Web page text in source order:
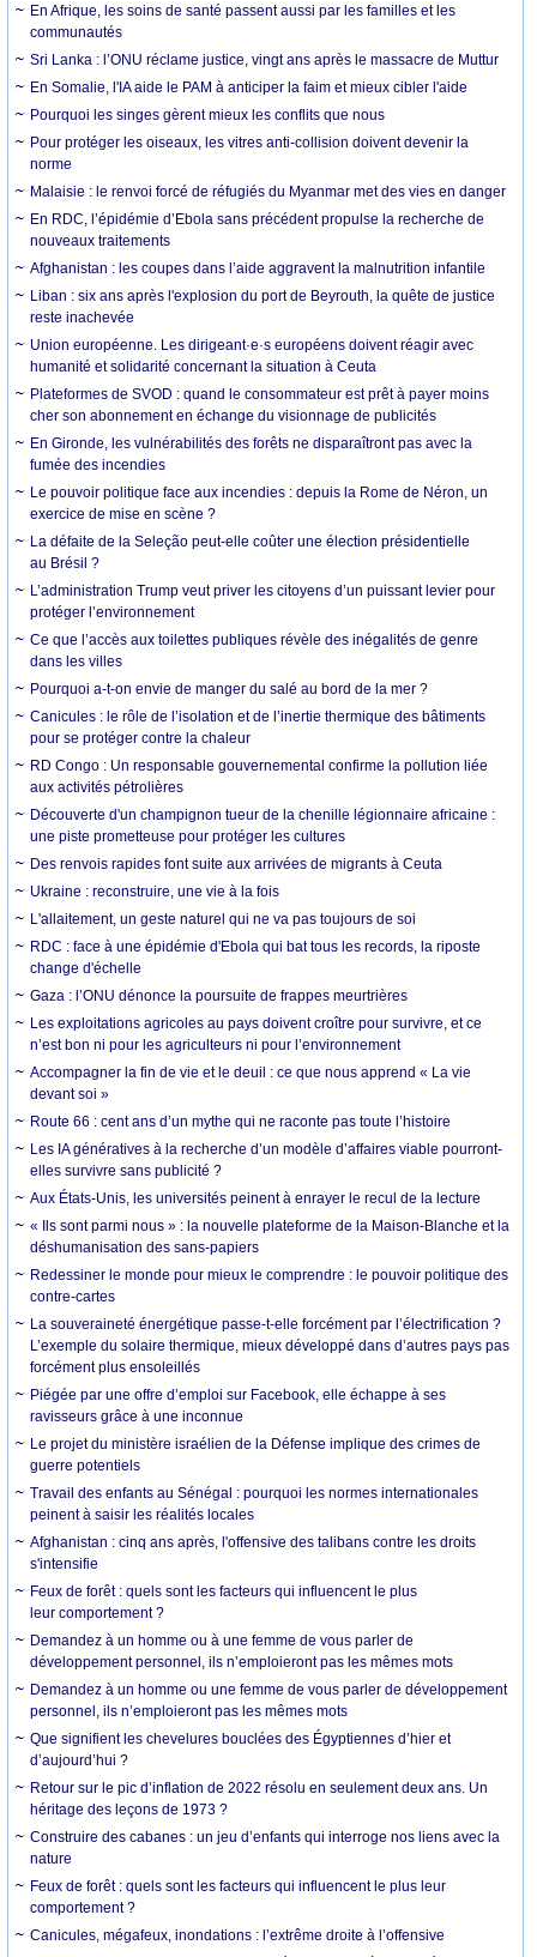
En Afrique, les soins de santé passent aussi par les familles et les
communautés
Sri Lanka : l’ONU réclame justice, vingt ans après le massacre de Muttur
En Somalie, l'IA aide le PAM à anticiper la faim et mieux cibler l'aide
Pourquoi les singes gèrent mieux les conflits que nous
Pour protéger les oiseaux, les vitres anti-collision doivent devenir la
norme
Malaisie : le renvoi forcé de réfugiés du Myanmar met des vies en danger
En RDC, l’épidémie d’Ebola sans précédent propulse la recherche de
nouveaux traitements
Afghanistan : les coupes dans l’aide aggravent la malnutrition infantile
Liban : six ans après l'explosion du port de Beyrouth, la quête de justice
reste inachevée
Union européenne. Les dirigeant·e·s européens doivent réagir avec
humanité et solidarité concernant la situation à Ceuta
Plateformes de SVOD : quand le consommateur est prêt à payer moins
cher son abonnement en échange du visionnage de publicités
En Gironde, les vulnérabilités des forêts ne disparaîtront pas avec la
fumée des incendies
Le pouvoir politique face aux incendies : depuis la Rome de Néron, un
exercice de mise en scène ?
La défaite de la Seleção peut-elle coûter une élection présidentielle
au Brésil ?
L’administration Trump veut priver les citoyens d’un puissant levier pour
protéger l’environnement
Ce que l’accès aux toilettes publiques révèle des inégalités de genre
dans les villes
Pourquoi a-t-on envie de manger du salé au bord de la mer ?
Canicules : le rôle de l’isolation et de l’inertie thermique des bâtiments
pour se protéger contre la chaleur
RD Congo : Un responsable gouvernemental confirme la pollution liée
aux activités pétrolières
Découverte d'un champignon tueur de la chenille légionnaire africaine :
une piste prometteuse pour protéger les cultures
Des renvois rapides font suite aux arrivées de migrants à Ceuta
Ukraine : reconstruire, une vie à la fois
L'allaitement, un geste naturel qui ne va pas toujours de soi
RDC : face à une épidémie d'Ebola qui bat tous les records, la riposte
change d'échelle
Gaza : l’ONU dénonce la poursuite de frappes meurtrières
Les exploitations agricoles au pays doivent croître pour survivre, et ce
n’est bon ni pour les agriculteurs ni pour l’environnement
Accompagner la fin de vie et le deuil : ce que nous apprend « La vie
devant soi »
Route 66 : cent ans d’un mythe qui ne raconte pas toute l’histoire
Les IA génératives à la recherche d’un modèle d’affaires viable pourront-
elles survivre sans publicité ?
Aux États-Unis, les universités peinent à enrayer le recul de la lecture
« Ils sont parmi nous » : la nouvelle plateforme de la Maison-Blanche et la
déshumanisation des sans-papiers
Redessiner le monde pour mieux le comprendre : le pouvoir politique des
contre-cartes
La souveraineté énergétique passe-t-elle forcément par l’électrification ?
L’exemple du solaire thermique, mieux développé dans d’autres pays pas
forcément plus ensoleillés
Piégée par une offre d’emploi sur Facebook, elle échappe à ses
ravisseurs grâce à une inconnue
Le projet du ministère israélien de la Défense implique des crimes de
guerre potentiels
Travail des enfants au Sénégal : pourquoi les normes internationales
peinent à saisir les réalités locales
Afghanistan : cinq ans après, l'offensive des talibans contre les droits
s'intensifie
Feux de forêt : quels sont les facteurs qui influencent le plus
leur comportement ?
Demandez à un homme ou à une femme de vous parler de
développement personnel, ils n’emploieront pas les mêmes mots
Demandez à un homme ou une femme de vous parler de développement
personnel, ils n’emploieront pas les mêmes mots
Que signifient les chevelures bouclées des Égyptiennes d’hier et
d’aujourd’hui ?
Retour sur le pic d’inflation de 2022 résolu en seulement deux ans. Un
héritage des leçons de 1973 ?
Construire des cabanes : un jeu d’enfants qui interroge nos liens avec la
nature
Feux de forêt : quels sont les facteurs qui influencent le plus leur
comportement ?
Canicules, mégafeux, inondations : l’extrême droite à l’offensive